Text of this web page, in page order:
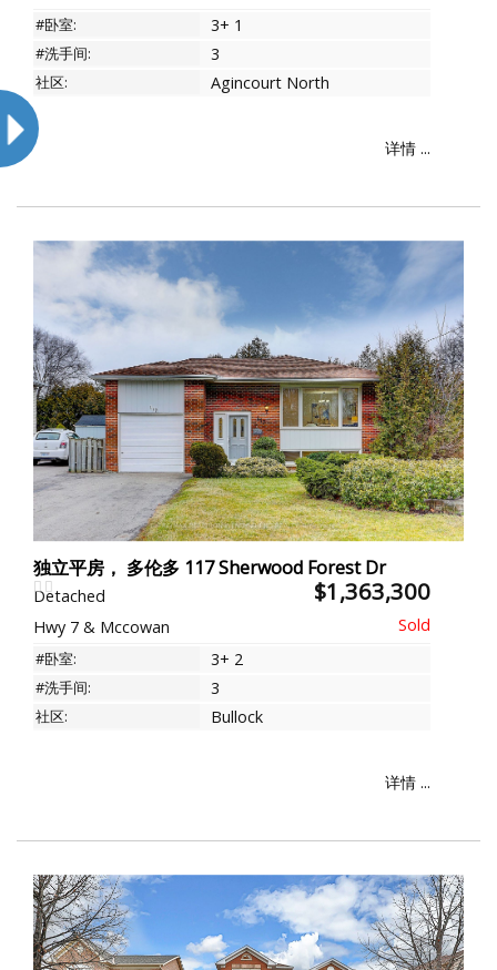
#卧室: 3+ 1
#洗手间: 3
社区: Agincourt North
详情 ...
独立平房， 多伦多 117 Sherwood Forest Dr
Detached $1,363,300
Hwy 7 & Mccowan
#卧室: 3+ 2
#洗手间: 3
社区: Bullock
详情 ...